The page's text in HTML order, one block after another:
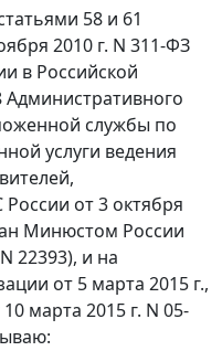
58 и 61
2010 г. N 311-ФЗ
в Российской
службы по
услуги ведения
от 3 октября
Минюстом России
22393), и на
от 5 марта 2015 г.,
марта 2015 г. N 05-